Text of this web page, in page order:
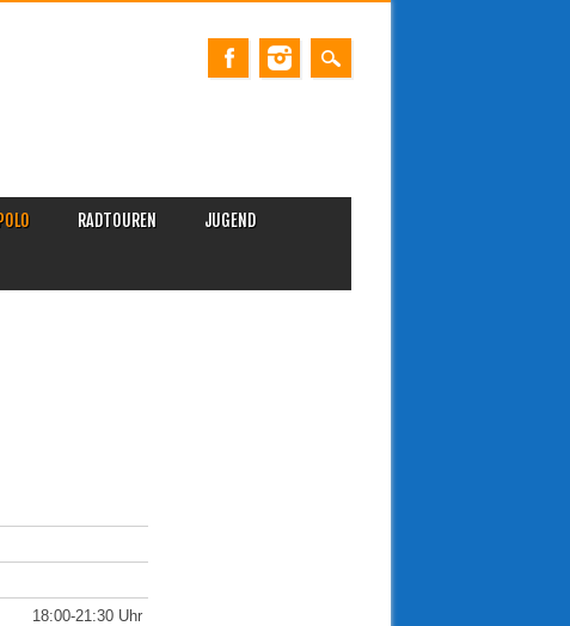
RADTOUREN JUGEND
18:00-21:30 Uhr